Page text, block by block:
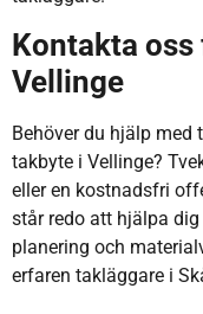
Kontakta
Vellinge
Behöver du hjälp med
takbyte i Vellinge?
eller en kostnadsfri
står redo att hjälpa
planering och
erfaren takläggare i